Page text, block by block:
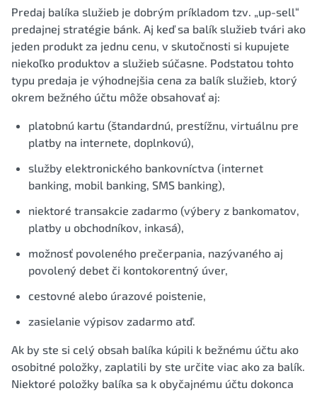
Predaj balíka služieb je dobrým príkladom tzv. „up-sell“
predajnej stratégie bánk. Aj keď sa balík služieb tvári ako
jeden produkt za jednu cenu, v skutočnosti si kupujete
niekoľko produktov a služieb súčasne. Podstatou tohto
typu predaja je výhodnejšia cena za balík služieb, ktorý
okrem bežného účtu môže obsahovať aj:
platobnú kartu (štandardnú, prestížnu, virtuálnu pre
platby na internete, doplnkovú),
služby elektronického bankovníctva (internet
banking, mobil banking, SMS banking),
niektoré transakcie zadarmo (výbery z bankomatov,
platby u obchodníkov, inkasá),
možnosť povoleného prečerpania, nazývaného aj
povolený debet či kontokorentný úver,
cestovné alebo úrazové poistenie,
zasielanie výpisov zadarmo atď.
Ak by ste si celý obsah balíka kúpili k bežnému účtu ako
osobitné položky, zaplatili by ste určite viac ako za balík.
Niektoré položky balíka sa k obyčajnému účtu dokonca